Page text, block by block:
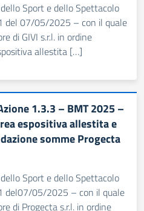
Sport e dello Spettacolo
del 07/05/2025 – con il quale
di GIVI s.r.l. in ordine
allestita […]
1.3.3 – BMT 2025 –
espositiva allestita e
somme Progecta
Sport e dello Spettacolo
del07/05/2025 – con il quale
di Progecta s.r.l. in ordine